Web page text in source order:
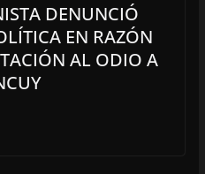
DENUNCIÓ
EN RAZÓN
AL ODIO A